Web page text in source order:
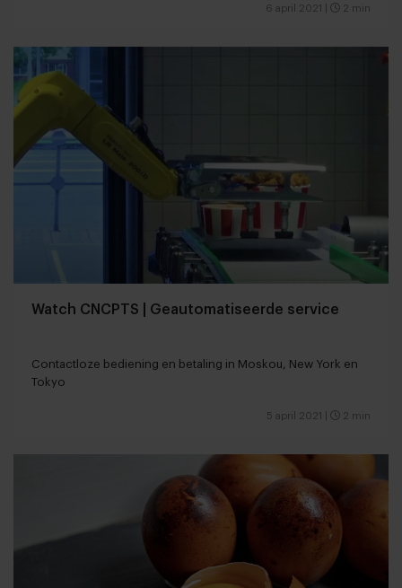
6 april 2021 2 min
Watch CNCPTS | Geautomatiseerde service
Contactloze bediening en betaling in Moskou, New York en
Tokyo
5 april 2021 2 min